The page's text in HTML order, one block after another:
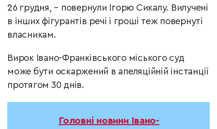
26 грудня, – повернули Ігорю Сикалу. Вилучені
в інших фігурантів речі і гроші теж повернуті
власникам.
Вирок Івано-Франківського міського суд
може бути оскаржений в апеляційній інстанції
протягом 30 днів.
Головні новини Івано-